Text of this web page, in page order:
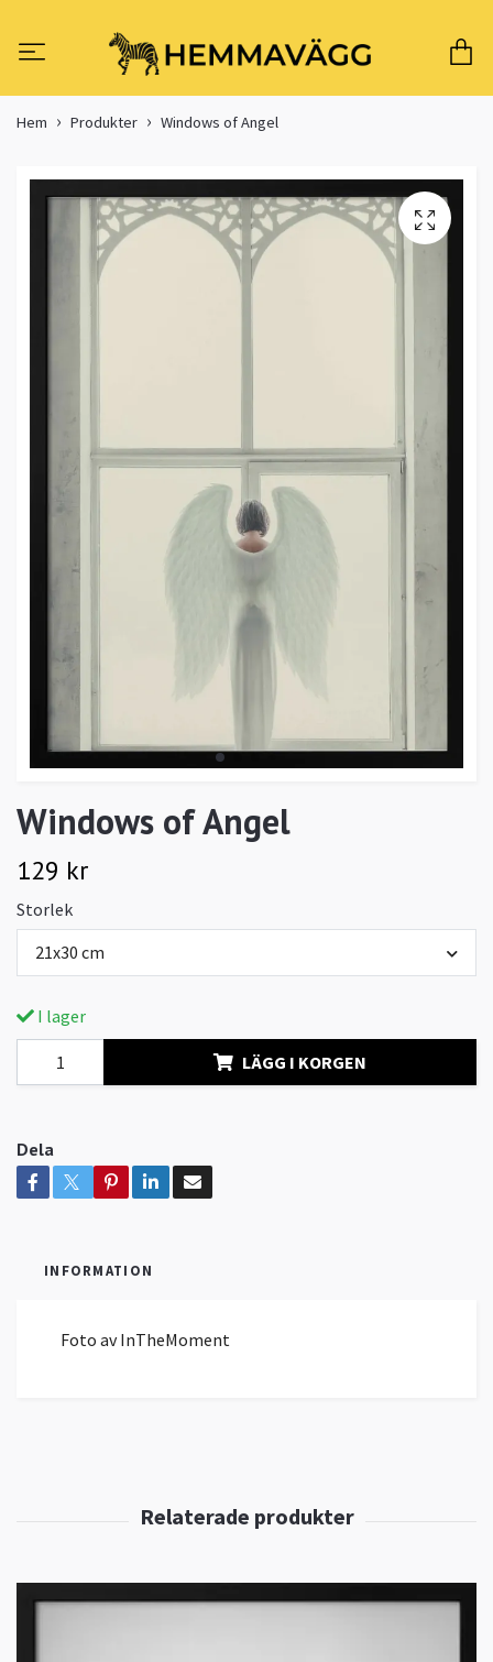
Hem Produkter Windows of Angel
Windows of Angel
129 kr
Storlek
21x30 cm
I lager
LÄGG I KORGEN
Dela
INFORMATION
Foto av InTheMoment